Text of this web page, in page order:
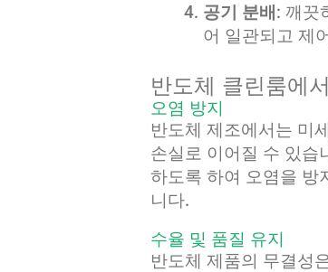
공기 분배 : 깨끗
어 일관되고 제
반도체 클린룸에
오염 방지
반도체 제조에서는 미
손실로 이어질 수 있습
하도록 하여 오염을 방
니다.
수율 및 품질 유지
반도체 제품의 무결성